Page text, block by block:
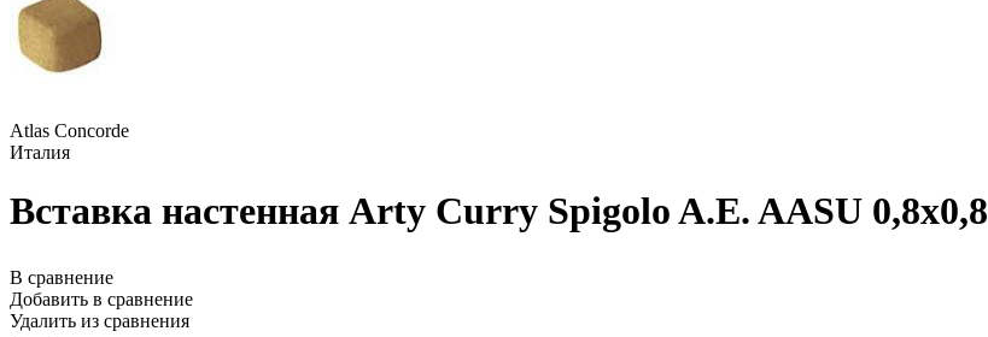
Atlas Concorde
Италия
Вставка настенная Arty Curry Spigolo A.E. AASU 0,8x0,8
В сравнение
Добавить в сравнение
Удалить из сравнения